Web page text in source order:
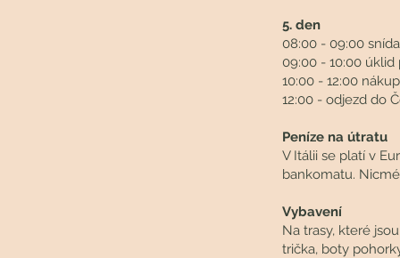
5. den
08:00 - 09:00
09:00 - 10:00
10:00 - 12:00
12:00 - odjezd do
Peníze na útratu
V Itálii se platí v
bankomatu.
Vybavení
Na trasy, které
trička, boty